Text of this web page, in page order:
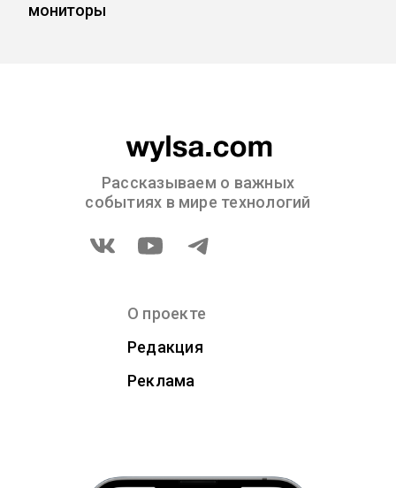
мониторы
Рассказываем о важных
событиях в мире технологий
О проекте
Редакция
Реклама